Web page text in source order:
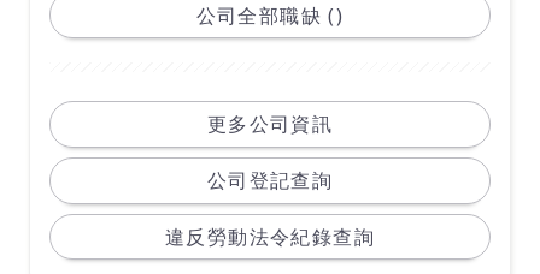
公司全部職缺 ()
更多公司資訊
公司登記查詢
違反勞動法令紀錄查詢